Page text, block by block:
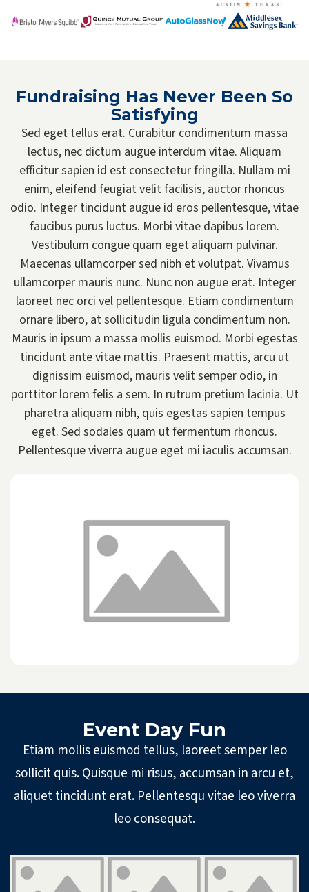
Fundraising Has Never Been So
Satisfying
Sed eget tellus erat. Curabitur condimentum massa
lectus, nec dictum augue interdum vitae. Aliquam
efficitur sapien id est consectetur fringilla. Nullam mi
enim, eleifend feugiat velit facilisis, auctor rhoncus
odio. Integer tincidunt augue id eros pellentesque, vitae
faucibus purus luctus. Morbi vitae dapibus lorem.
Vestibulum congue quam eget aliquam pulvinar.
Maecenas ullamcorper sed nibh et volutpat. Vivamus
ullamcorper mauris nunc. Nunc non augue erat. Integer
laoreet nec orci vel pellentesque. Etiam condimentum
ornare libero, at sollicitudin ligula condimentum non.
Mauris in ipsum a massa mollis euismod. Morbi egestas
tincidunt ante vitae mattis. Praesent mattis, arcu ut
dignissim euismod, mauris velit semper odio, in
porttitor lorem felis a sem. In rutrum pretium lacinia. Ut
pharetra aliquam nibh, quis egestas sapien tempus
eget. Sed sodales quam ut fermentum rhoncus.
Pellentesque viverra augue eget mi iaculis accumsan.
Event Day Fun
Etiam mollis euismod tellus, laoreet semper leo
sollicit quis. Quisque mi risus, accumsan in arcu et,
aliquet tincidunt erat. Pellentesqu vitae leo viverra
leo consequat.